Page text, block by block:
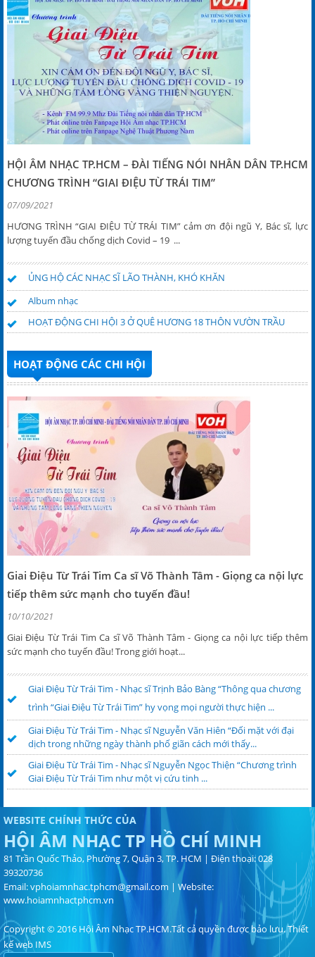
HỘI ÂM NHẠC TP.HCM – ĐÀI TIẾNG NÓI NHÂN DÂN TP.HCM
CHƯƠNG TRÌNH “GIAI ĐIỆU TỪ TRÁI TIM”
07/09/2021
HƯƠNG TRÌNH “GIAI ĐIỆU TỪ TRÁI TIM” cảm ơn đội ngũ Y, Bác sĩ, lực
lượng tuyến đầu chống dịch Covid – 19 ...
ỦNG HỘ CÁC NHẠC SĨ LÃO THÀNH, KHÓ KHĂN
Album nhạc
HOẠT ĐỘNG CHI HỘI 3 Ở QUÊ HƯƠNG 18 THÔN VƯỜN TRẦU
HOẠT ĐỘNG CÁC CHI HỘI
Giai Điệu Từ Trái Tim Ca sĩ Võ Thành Tâm - Giọng ca nội lực
tiếp thêm sức mạnh cho tuyến đầu!
10/10/2021
Giai Điệu Từ Trái Tim Ca sĩ Võ Thành Tâm - Giọng ca nội lực tiếp thêm
sức mạnh cho tuyến đầu! Trong giới hoạt...
Giai Điệu Từ Trái Tim - Nhạc sĩ Trịnh Bảo Bàng “Thông qua chương
trình “Giai Điệu Từ Trái Tim” hy vọng mọi người thực hiện ...
Giai Điệu Từ Trái Tim - Nhạc sĩ Nguyễn Văn Hiên “Đối mặt với đại
dịch trong những ngày thành phố giãn cách mới thấy...
Giai Điệu Từ Trái Tim - Nhạc sĩ Nguyễn Ngọc Thiện “Chương trình
Giai Điệu Từ Trái Tim như một vị cứu tinh ...
WEBSITE CHÍNH THỨC CỦA
HỘI ÂM NHẠC TP HỒ CHÍ MINH
81 Trần Quốc Thảo, Phường 7, Quận 3, TP. HCM | Điện thoại: 028
39320736
Email:vphoiamnhac.tphcm@gmail.com | Website:
www.hoiamnhactphcm.vn
Copyright © 2016 Hội Âm Nhạc TP.HCM.Tất cả quyền được bảo lưu.Thiết
kế web IMS